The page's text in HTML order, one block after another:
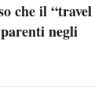
che il “travel
negli